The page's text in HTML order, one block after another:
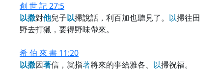
創 世 記 27:5
以撒對他兒子以掃說話，利百加也聽見了。 以掃往田
野去打獵，要得野味帶來。
希 伯 來 書 11:20
以撒因著信，就指著將來的事給雅各、 以掃祝福。